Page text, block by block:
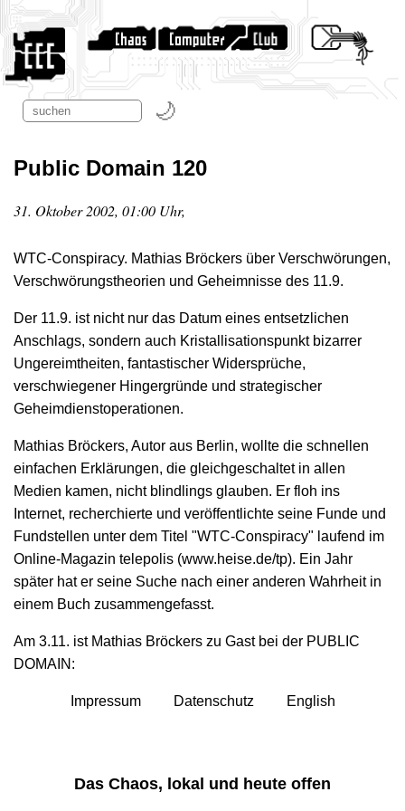
Public Domain 120
31. Oktober 2002, 01:00 Uhr,
WTC-Conspiracy. Mathias Bröckers über Verschwörungen,
Verschwörungstheorien und Geheimnisse des 11.9.
Der 11.9. ist nicht nur das Datum eines entsetzlichen
Anschlags, sondern auch Kristallisationspunkt bizarrer
Ungereimtheiten, fantastischer Widersprüche,
verschwiegener Hingergründe und strategischer
Geheimdienstoperationen.
Mathias Bröckers, Autor aus Berlin, wollte die schnellen
einfachen Erklärungen, die gleichgeschaltet in allen
Medien kamen, nicht blindlings glauben. Er floh ins
Internet, recherchierte und veröffentlichte seine Funde und
Fundstellen unter dem Titel "WTC-Conspiracy" laufend im
Online-Magazin telepolis (www.heise.de/tp). Ein Jahr
später hat er seine Suche nach einer anderen Wahrheit in
einem Buch zusammengefasst.
Am 3.11. ist Mathias Bröckers zu Gast bei der PUBLIC
DOMAIN:
Impressum Datenschutz English
Das Chaos, lokal und heute offen